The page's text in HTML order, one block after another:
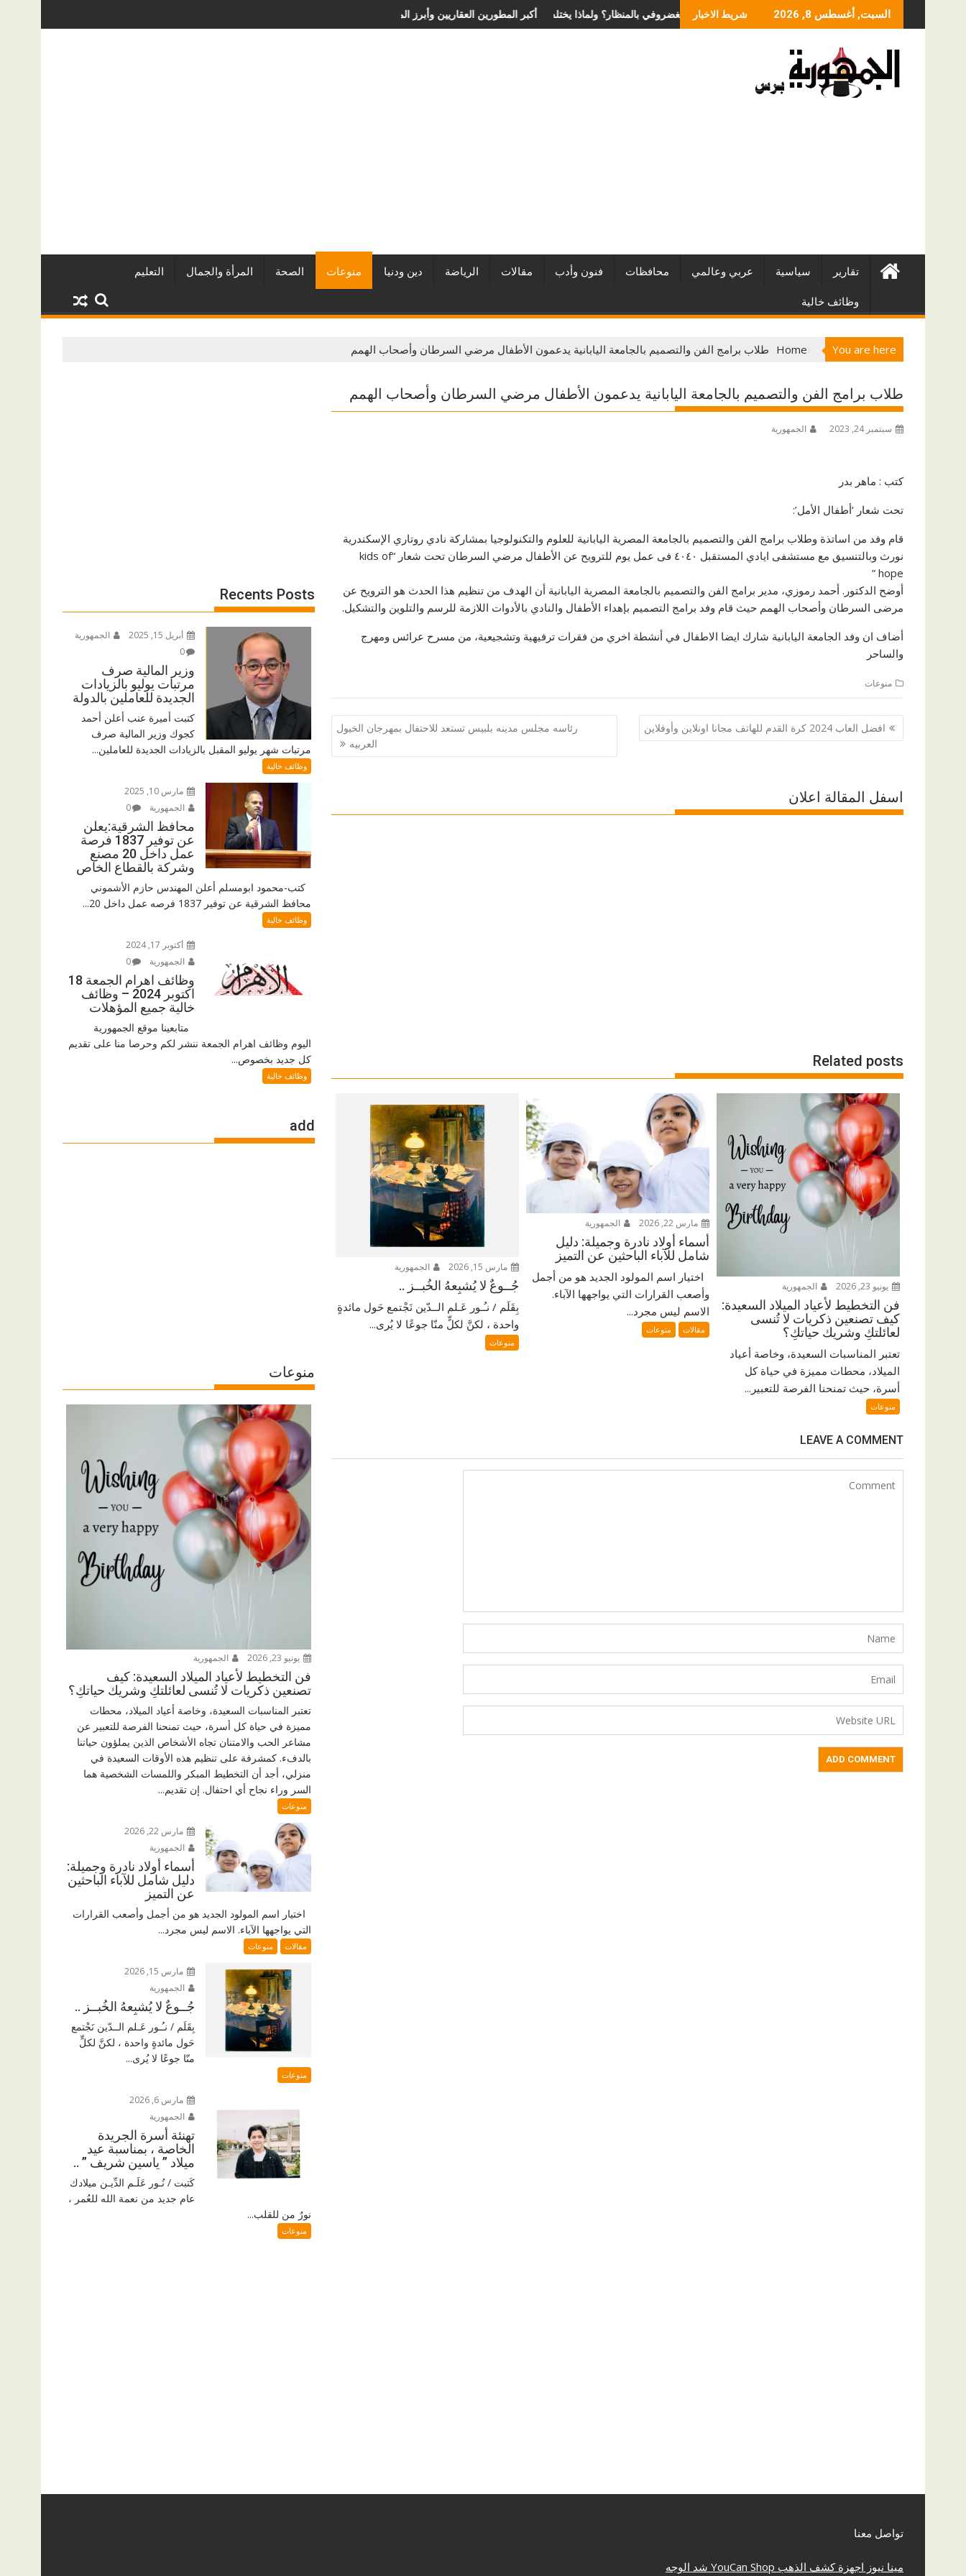
to
السبت, أغسطس 8, 2026 شريط الاخبار أفضل شركات التطوير العقاري في مصر من URE | أكبر المطورين العقاريين وأبرز المشروعاتما الذي يحدد سعر عملية الانزلاق الغضروفي بالمنظار؟ ولماذا يختلف من مريض لآخر؟
تقارير سياسية عربي وعالمي محافظات فنون وأدب مقالات الرياضة دين ودنيا منوعات الصحة المرأة والجمال التعليم
وظائف خالية
You are here
Home طلاب برامج الفن والتصميم بالجامعة اليابانية يدعمون الأطفال مرضي السرطان وأصحاب الهمم
طلاب برامج الفن والتصميم بالجامعة اليابانية يدعمون الأطفال مرضي السرطان وأصحاب الهمم
سبتمبر 24, 2023 الجمهورية
كتب : ماهر بدر
تحت شعار ‘أطفال الأمل’:
قام وفد من اساتذة وطلاب برامج الفن والتصميم بالجامعة المصرية اليابانية للعلوم والتكنولوجيا بمشاركة نادي روتاري الإسكندرية
نورث وبالتنسيق مع مستشفى ايادي المستقبل ٤٠٤٠ فى عمل يوم للترويح عن الأطفال مرضي السرطان تحت شعار “kids of
hope ”
أوضح الدكتور. أحمد رموزي، مدير برامج الفن والتصميم بالجامعة المصرية اليابانية أن الهدف من تنظيم هذا الحدث هو الترويح عن
مرضى السرطان وأصحاب الهمم حيث قام وفد برامج التصميم بإهداء الأطفال والنادي بالأدوات اللازمة للرسم والتلوين والتشكيل.
أضاف ان وفد الجامعة اليابانية شارك ايضا الاطفال في أنشطة اخري من فقرات ترفيهية وتشجيعية، من مسرح عرائس ومهرج
والساحر
منوعات
تصفّح
المقالات
افضل العاب 2024 كرة القدم للهاتف مجانا اونلاين وأوفلاين
رئاسه مجلس مدينه بلبيس تستعد للاحتفال بمهرجان الخيول
العربيه
اسفل المقالة اعلان
Related posts
يونيو 23, 2026 الجمهورية
فن التخطيط لأعياد الميلاد السعيدة:
كيف تصنعين ذكريات لا تُنسى
لعائلتكِ وشريك حياتكِ؟
تعتبر المناسبات السعيدة، وخاصة أعياد
الميلاد، محطات مميزة في حياة كل
أسرة، حيث تمنحنا الفرصة للتعبير...
منوعات
مارس 22, 2026 الجمهورية
أسماء أولاد نادرة وجميلة: دليل
شامل للآباء الباحثين عن التميز
اختيار اسم المولود الجديد هو من أجمل
وأصعب القرارات التي يواجهها الآباء.
الاسم ليس مجرد...
مقالات منوعات
مارس 15, 2026 الجمهورية
جُــوعٌ لا يُشبِعهُ الخُبــز ..
بِقَلَم / نـُـور عَـلم الــدّين نَجْتمع حَول مائدةٍ
واحدة ، لكنَّ لكلٍّ منّا جوعًا لا يُرى...
منوعات
LEAVE A COMMENT
Recents Posts
أبريل 15, 2025
الجمهورية
0
وزير المالية صرف
مرتبات يوليو بالزيادات
الجديدة للعاملين بالدولة
كتبت أميرة عنب أعلن أحمد
كجوك وزير المالية صرف
مرتبات شهر يوليو المقبل بالزيادات الجديدة للعاملين...
وظائف خالية
مارس 10, 2025
الجمهورية
0
محافظ الشرقية:يعلن
عن توفير 1837 فرصة
عمل داخل 20 مصنع
وشركة بالقطاع الخاص
كتب-محمود ابومسلم أعلن المهندس حازم الأشموني
محافظ الشرقية عن توفير 1837 فرصه عمل داخل 20...
وظائف خالية
أكتوبر 17, 2024
الجمهورية
0
وظائف اهرام الجمعة 18
اكتوبر 2024 – وظائف
خالية جميع المؤهلات
متابعينا موقع الجمهورية
اليوم وظائف اهرام الجمعة ننشر لكم وحرصا منا على تقديم
كل جديد بخصوص...
وظائف خالية
add
منوعات
يونيو 23, 2026 الجمهورية
فن التخطيط لأعياد الميلاد السعيدة: كيف
تصنعين ذكريات لا تُنسى لعائلتكِ وشريك حياتكِ؟
تعتبر المناسبات السعيدة، وخاصة أعياد الميلاد، محطات
مميزة في حياة كل أسرة، حيث تمنحنا الفرصة للتعبير عن
مشاعر الحب والامتنان تجاه الأشخاص الذين يملؤون حياتنا
بالدفء. كمشرفة على تنظيم هذه الأوقات السعيدة في
منزلي، أجد أن التخطيط المبكر واللمسات الشخصية هما
السر وراء نجاح أي احتفال. إن تقديم...
منوعات
مارس 22, 2026
الجمهورية
أسماء أولاد نادرة وجميلة:
دليل شامل للآباء الباحثين
عن التميز
اختيار اسم المولود الجديد هو من أجمل وأصعب القرارات
التي يواجهها الآباء. الاسم ليس مجرد...
مقالات منوعات
مارس 15, 2026
الجمهورية
جُــوعٌ لا يُشبِعهُ الخُبــز ..
بِقَلَم / نـُـور عَـلم الــدّين نَجْتمع
حَول مائدةٍ واحدة ، لكنَّ لكلٍّ
منّا جوعًا لا يُرى...
منوعات
مارس 6, 2026
الجمهورية
تهنئة أسرة الجريدة
الخاصة ، بمناسبة عيد
ميلاد ” ياسين شريف ” ..
كَتبت / نُـور عَلَـم الدِّيـن ميلادك
عام جديد من نعمة الله للعُمر ،
نورٌ من للقلب...
منوعات
تواصل معنا
مينا نيوز اجهزة كشف الذهب YouCan Shop شد الوجه